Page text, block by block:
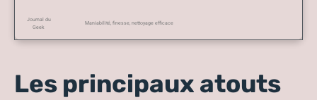
Journal du
Geek
Maniabilité, finesse, nettoyage efficace
Les principaux atouts